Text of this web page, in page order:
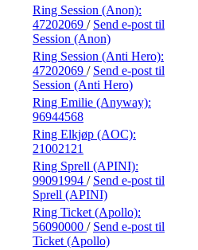
Ring Session (Anon):
47202069 / Send e-post til
Session (Anon)
Ring Session (Anti Hero):
47202069 / Send e-post til
Session (Anti Hero)
Ring Emilie (Anyway):
96944568
Ring Elkjøp (AOC):
21002121
Ring Sprell (APINI):
99091994 / Send e-post til
Sprell (APINI)
Ring Ticket (Apollo):
56090000 / Send e-post til
Ticket (Apollo)